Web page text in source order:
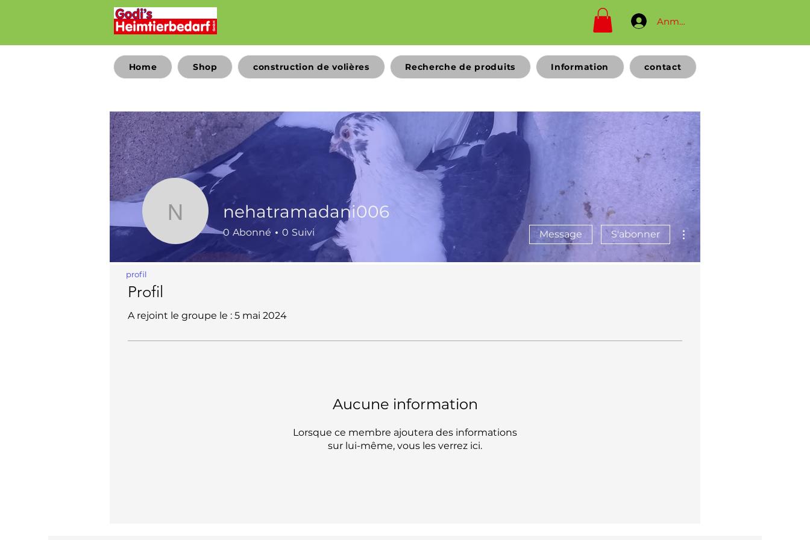
Anmelden
Home Shop construction de volières Recherche de produits Information contact
Profil
A rejoint le groupe le : 5 mai 2024
Aucune information
Lorsque ce membre ajoutera des informations
sur lui-même, vous les verrez ici.
nehatramadani006
nehatramadani006
0 Abonné 0 Suivi Message S'abonner
profil